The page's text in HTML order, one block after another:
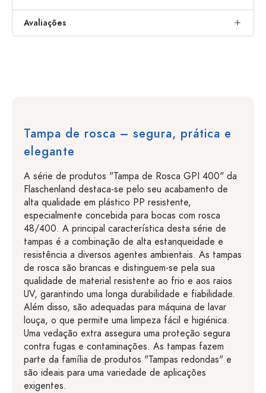
Avaliações
Tampa de rosca – segura, prática e
elegante
A série de produtos "Tampa de Rosca GPI 400" da
Flaschenland destaca-se pelo seu acabamento de
alta qualidade em plástico PP resistente,
especialmente concebida para bocas com rosca
48/400. A principal característica desta série de
tampas é a combinação de alta estanqueidade e
resistência a diversos agentes ambientais. As tampas
de rosca são brancas e distinguem-se pela sua
qualidade de material resistente ao frio e aos raios
UV, garantindo uma longa durabilidade e fiabilidade.
Além disso, são adequadas para máquina de lavar
louça, o que permite uma limpeza fácil e higiénica.
Uma vedação extra assegura uma proteção segura
contra fugas e contaminações. As tampas fazem
parte da família de produtos "Tampas redondas" e
são ideais para uma variedade de aplicações
exigentes.